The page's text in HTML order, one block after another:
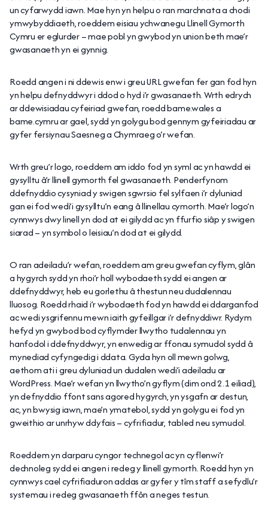
un cyfarwydd iawn. Mae hyn yn helpu o ran marchnata a chodi
ymwybyddiaeth, roeddem eisiau ychwanegu Llinell Gymorth
Cymru er eglurder – mae pobl yn gwybod yn union beth mae’r
gwasanaeth yn ei gynnig.
Roedd angen i ni ddewis enw i greu URL gwefan fer gan fod hyn
yn helpu defnyddwyr i ddod o hyd i’r gwasanaeth. Wrth edrych
ar ddewisiadau cyfeiriad gwefan, roedd bame.wales a
bame.cymru ar gael, sydd yn golygu bod gennym gyfeiriadau ar
gyfer fersiynau Saesneg a Chymraeg o’r wefan.
Wrth greu’r logo, roeddem am iddo fod yn syml ac yn hawdd ei
gysylltu â’r llinell gymorth fel gwasanaeth. Penderfynom
ddefnyddio cysyniad y swigen sgwrsio fel sylfaen i’r dyluniad
gan ei fod wedi’i gysylltu’n eang â llinellau cymorth. Mae’r logo’n
cynnwys dwy linell yn dod at ei gilydd ac yn ffurfio siâp y swigen
siarad – yn symbol o leisiau’n dod at ei gilydd.
O ran adeiladu’r wefan, roeddem am greu gwefan cyflym, glân
a hygyrch sydd yn rhoi’r holl wybodaeth sydd ei angen ar
ddefnyddwyr, heb eu gorlethu â thestun neu dudalennau
lluosog. Roedd rhaid i’r wybodaeth fod yn hawdd ei ddarganfod
ac wedi ysgrifennu mewn iaith gyfeillgar i’r defnyddiwr. Rydym
hefyd yn gwybod bod cyflymder llwytho tudalennau yn
hanfodol i ddefnyddwyr, yn enwedig ar ffonau symudol sydd â
mynediad cyfyngedig i ddata. Gyda hyn oll mewn golwg,
aethom ati i greu dyluniad un dudalen wedi’i adeiladu ar
WordPress. Mae’r wefan yn llwytho’n gyflym (dim ond 2.1 eiliad),
yn defnyddio ffont sans agored hygyrch, yn ysgafn ar destun,
ac, yn bwysig iawn, mae’n ymatebol, sydd yn golygu ei fod yn
gweithio ar unrhyw ddyfais – cyfrifiadur, tabled neu symudol.
Roeddem yn darparu cyngor technegol ac yn cyflenwi’r
dechnoleg sydd ei angen i redeg y llinell gymorth. Roedd hyn yn
cynnwys cael cyfrifiaduron addas ar gyfer y tîm staff a sefydlu’r
systemau i redeg gwasanaeth ffôn a neges testun.